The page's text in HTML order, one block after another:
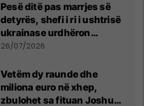
Pesë ditë pas marrjes së
detyrës, shefi i ri i ushtrisë
ukrainase urdhëron
kontroll të madh
26/07/2026
Vetëm dy raunde dhe
miliona euro në xhep,
zbulohet sa fituan Joshua